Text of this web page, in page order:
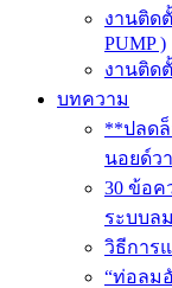
งานติด
PUMP )
งานติด
บทความ
**ปลด
นอยด์ว
30 ข้อค
ระบบล
วิธีการ
“ท่อลม